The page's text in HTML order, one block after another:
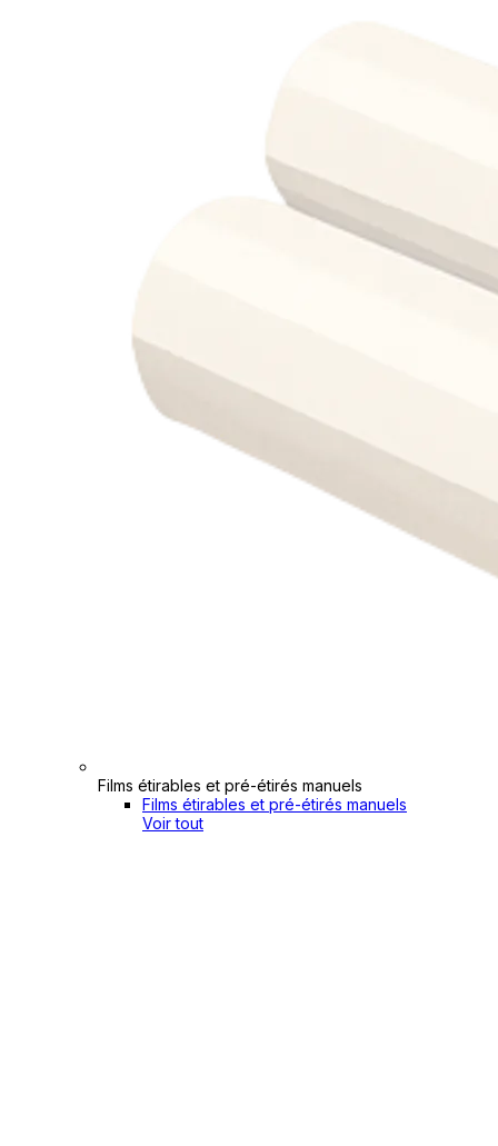
Films étirables et pré-étirés manuels
Films étirables et pré-étirés manuels
Voir tout